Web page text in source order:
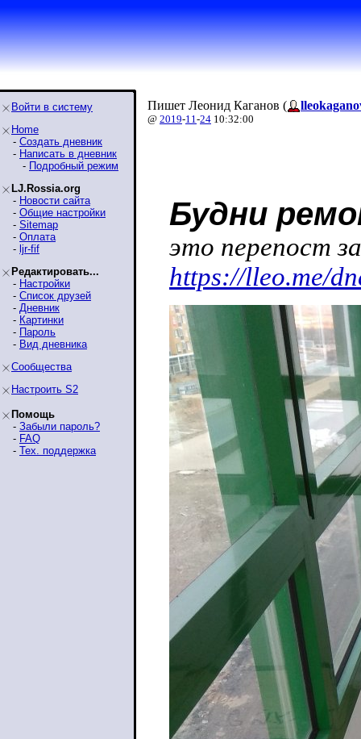
Войти в систему
Home
- Создать дневник
- Написать в дневник
- Подробный режим
LJ.Rossia.org
- Новости сайта
- Общие настройки
- Sitemap
- Оплата
- ljr-fif
Редактировать...
- Настройки
- Список друзей
- Дневник
- Картинки
- Пароль
- Вид дневника
Сообщества
Настроить S2
Помощь
- Забыли пароль?
- FAQ
- Тех. поддержка
Пишет Леонид Каганов (
@ 2019-11-24 10:32:00
Будни
это перепост
https://lleo.me/